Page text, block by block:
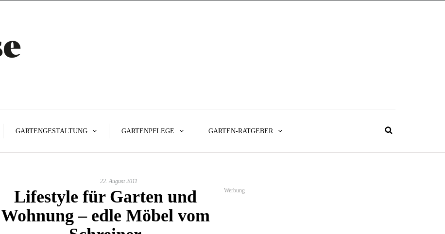
GARTENGESTALTUNG GARTENPFLEGE GARTEN-RATGEBER
22. August 2011
Lifestyle für Garten und
Wohnung – edle Möbel vom
Werbung